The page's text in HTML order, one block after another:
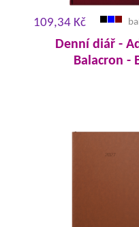
109,34 Kč
Denní diář -
Balacron -